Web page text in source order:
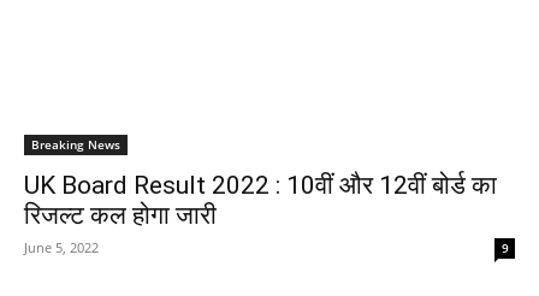
Breaking News
UK Board Result 2022 : 10वीं और 12वीं बोर्ड का
रिजल्ट कल होगा जारी
June 5, 2022 9